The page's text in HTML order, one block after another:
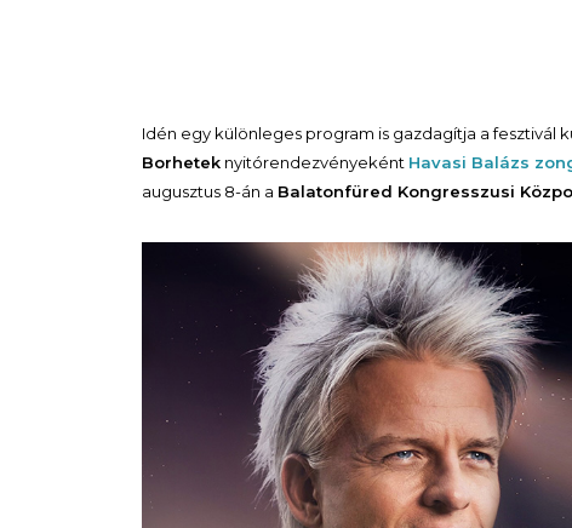
Idén egy különleges program is gazdagítja a fesztivál
Borhetek nyitórendezvényeként Havasi Balázs
augusztus 8-án a Balatonfüred Kongresszusi